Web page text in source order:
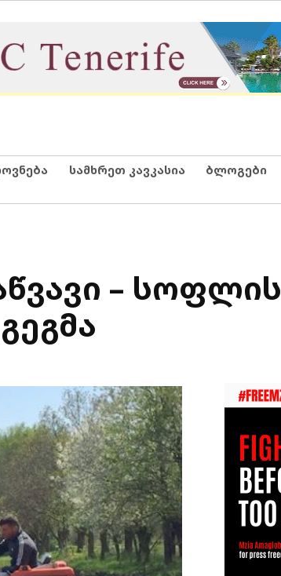
სამხრეთ კავკასია ბლოგები
– სოფლის